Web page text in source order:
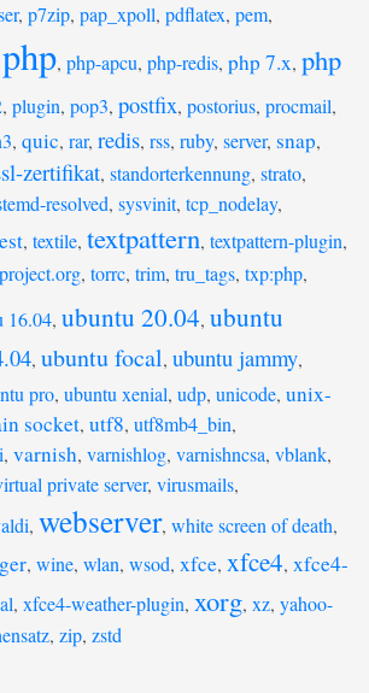
, p7zip, pap_xpoll, pdflatex, pem,
php, php-apcu, php-redis, php 7.x, php
, plugin, pop3, postfix, postorius, procmail,
, quic, rar, redis, rss, ruby, server, snap,
zertifikat, standorterkennung, strato,
resolved, sysvinit, tcp_nodelay,
, textile, textpattern, textpattern-plugin,
, torrc, trim, tru_tags, txp:php,
16.04, ubuntu 20.04, ubuntu
, ubuntu focal, ubuntu jammy,
pro, ubuntu xenial, udp, unicode, unix-
socket, utf8, utf8mb4_bin,
, varnish, varnishlog, varnishncsa, vblank,
private server, virusmails,
, webserver, white screen of death,
, wine, wlan, wsod, xfce, xfce4, xfce4-
, xfce4-weather-plugin, xorg, xz, yahoo-
, zip, zstd